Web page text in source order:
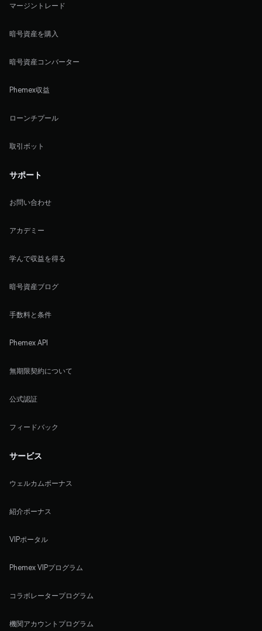
マージントレード
暗号資産を購入
暗号資産コンバーター
Phemex収益
ローンチプール
取引ボット
サポート
お問い合わせ
アカデミー
学んで収益を得る
暗号資産ブログ
手数料と条件
Phemex API
無期限契約について
公式認証
フィードバック
サービス
ウェルカムボーナス
紹介ボーナス
VIPポータル
Phemex VIPプログラム
コラボレータープログラム
機関アカウントプログラム